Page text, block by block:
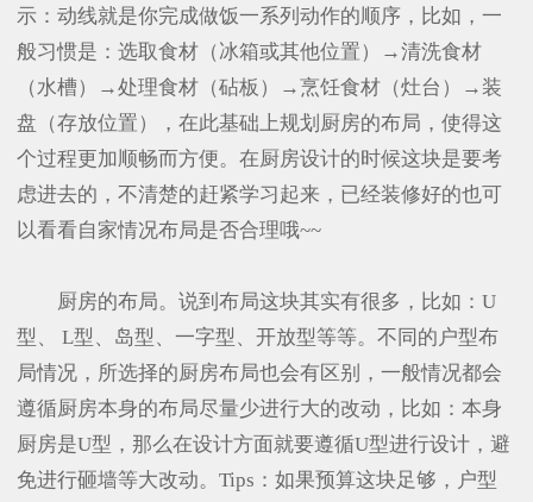
示：动线就是你完成做饭一系列动作的顺序，比如，一
般习惯是：选取食材（冰箱或其他位置）→清洗食材
（水槽）→处理食材（砧板）→烹饪食材（灶台）→装
盘（存放位置），在此基础上规划厨房的布局，使得这
个过程更加顺畅而方便。在厨房设计的时候这块是要考
虑进去的，不清楚的赶紧学习起来，已经装修好的也可
以看看自家情况布局是否合理哦~~
厨房的布局。说到布局这块其实有很多，比如：U
型、 L型、岛型、一字型、开放型等等。不同的户型布
局情况，所选择的厨房布局也会有区别，一般情况都会
遵循厨房本身的布局尽量少进行大的改动，比如：本身
厨房是U型，那么在设计方面就要遵循U型进行设计，避
免进行砸墙等大改动。Tips：如果预算这块足够，户型